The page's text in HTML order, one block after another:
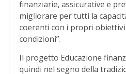
finanziarie, assicurative e
migliorare per tutti la
coerenti con i propri
condizioni”.
Il progetto Educazione
quindi nel segno della